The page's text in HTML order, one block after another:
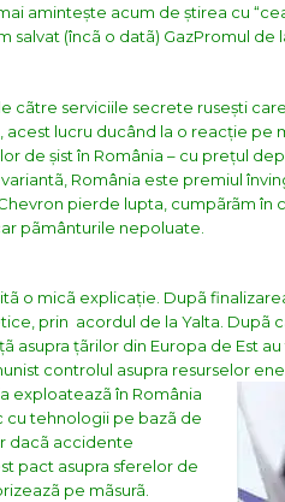
amintește acum de știrea cu
salvat (încã o datã) GazPromul de
cãtre serviciile secrete rusești
lucru ducând la o reacție pe
de șist în România – cu prețul
România este premiul
pierde lupta, cumpãrãm în
pãmânturile nepoluate.
o micã explicație. Dupã
prin acordul de la Yalta. Dupã
asupra țãrilor din Europa de Est
controlul asupra resurselor
exploateazã în România
cu tehnologii pe bazã de
dacã accidente
pact asupra sferelor de
pe mãsurã.